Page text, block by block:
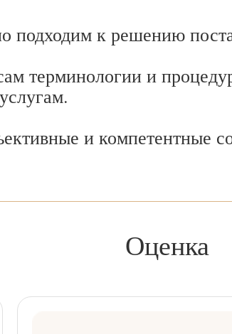
подходим к решению
терминологии и
и компетентные
Оценка